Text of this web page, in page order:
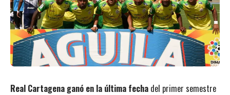
Real Cartagena ganó en la última fecha del primer semestre